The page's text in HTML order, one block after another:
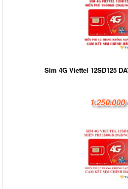
Sim 4G Viettel 12SD125
1.250.000